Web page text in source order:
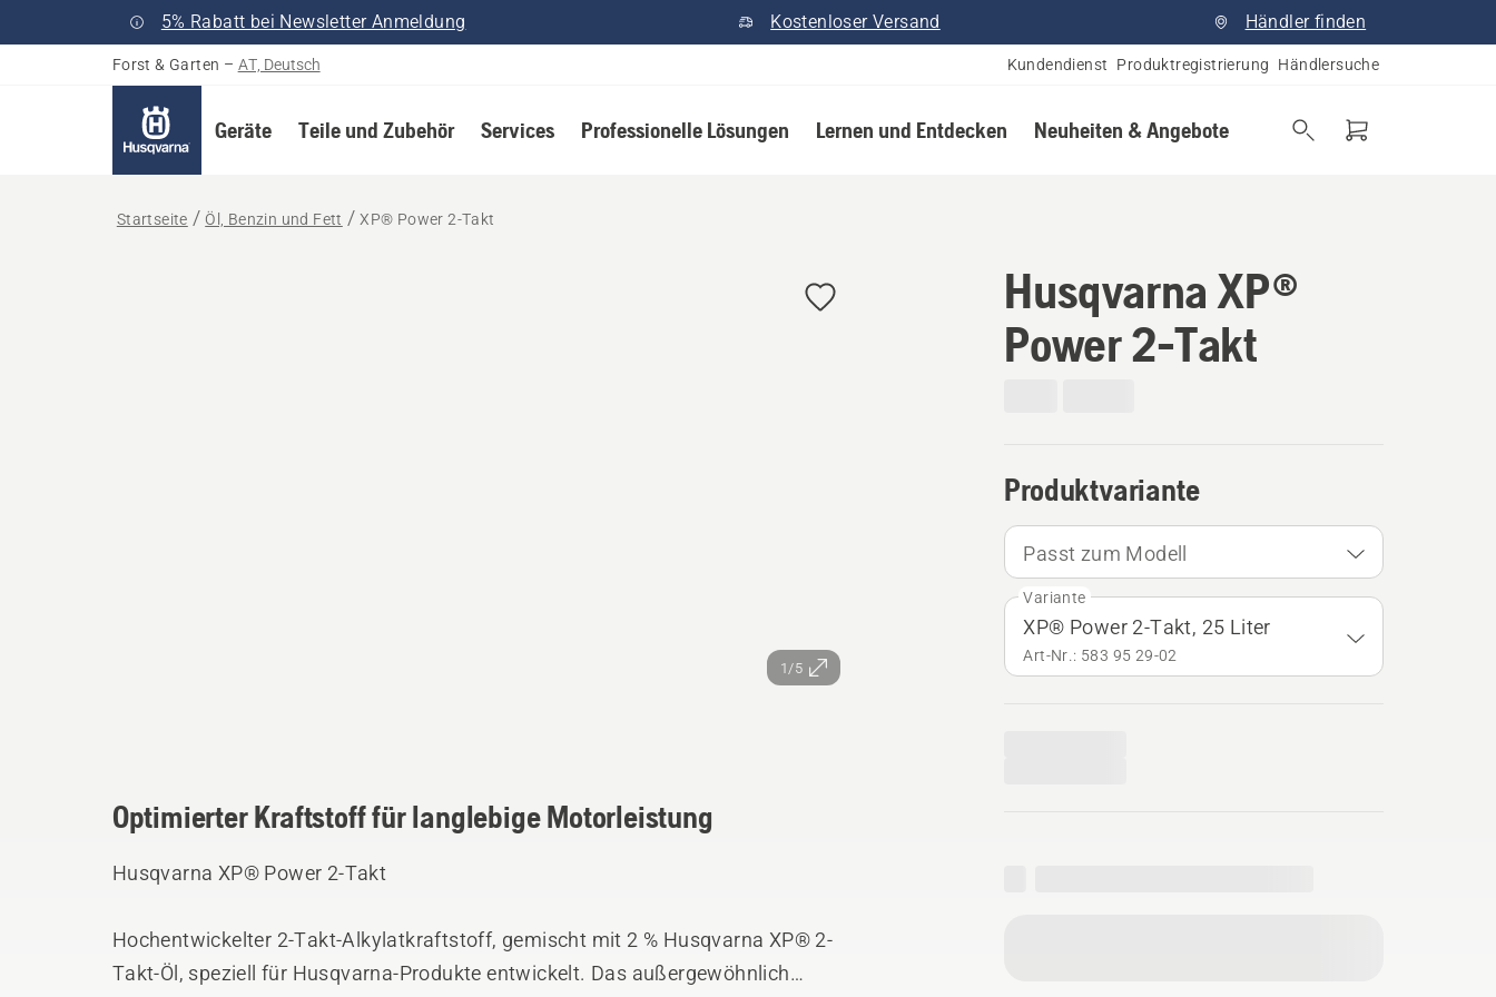
5% Rabatt bei Newsletter Anmeldung Kostenloser Versand Händler finden
Forst & Garten – AT, Deutsch Kundendienst Produktregistrierung Händlersuche
Geräte Teile und Zubehör Services Professionelle Lösungen Lernen und Entdecken Neuheiten & Angebote
Startseite Öl, Benzin und Fett XP® Power 2-Takt
1/5
Husqvarna XP®
Power 2-Takt
Produktvariante
Passt zum Modell
Variante
XP® Power 2-Takt, 25 Liter
Art-Nr.: 583 95 29‑02
Optimierter Kraftstoff für langlebige Motorleistung
Husqvarna XP® Power 2-Takt
Hochentwickelter 2-Takt-Alkylatkraftstoff, gemischt mit 2 % Husqvarna XP® 2-
Takt-Öl, speziell für Husqvarna-Produkte entwickelt. Das außergewöhnlich